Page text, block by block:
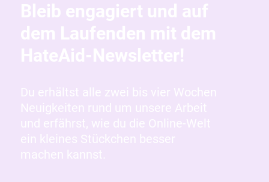
Bleib engagiert und auf
dem Laufenden mit dem
HateAid-Newsletter!
Du erhältst alle zwei bis vier Wochen
Neuigkeiten rund um unsere Arbeit
und erfährst, wie du die Online-Welt
ein kleines Stückchen besser
machen kannst.